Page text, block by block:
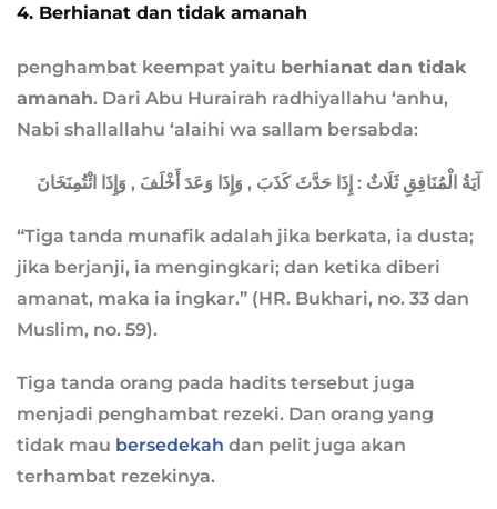
4. Berhianat dan tidak amanah
penghambat keempat yaitu berhianat dan tidak
amanah. Dari Abu Hurairah radhiyallahu ‘anhu,
Nabi shallallahu ‘alaihi wa sallam bersabda:
آيَةُ الْمُنَافِقِ ثَلَاثٌ : إِذَا حَدَّثَ كَذَبَ , وَإِذَا وَعَدَ أَخْلَفَ , وَإِذَا ائْتُمِنَخَانَ
“Tiga tanda munafik adalah jika berkata, ia dusta;
jika berjanji, ia mengingkari; dan ketika diberi
amanat, maka ia ingkar.” (HR. Bukhari, no. 33 dan
Muslim, no. 59).
Tiga tanda orang pada hadits tersebut juga
menjadi penghambat rezeki. Dan orang yang
tidak mau bersedekah dan pelit juga akan
terhambat rezekinya.